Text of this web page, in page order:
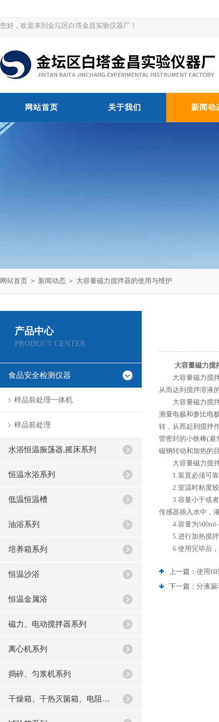
您好，欢迎来到金坛区白塔金昌实验仪器厂！
网站首页 关于我们 新闻动
网站首页 ＞ 新闻动态 ＞ 大容量磁力搅拌器的使用与维护
产品中心
PRODUCT CENTER
食品安全检测仪器
样品前处理一体机
样品前处理
水浴恒温振荡器,摇床系列
恒温水浴系列
低温恒温槽
油浴系列
培养箱系列
恒温沙浴
恒温金属浴
磁力、电动搅拌器系列
离心机系列
捣碎、匀浆机系列
干燥箱、干热灭箘箱、电阻炉系列
大容量磁力搅
大容量磁力搅拌
从而达到搅拌溶液
大容量磁力搅拌
测量电极和参比电
转，从而起到搅拌
管密封的小铁棒(避
磁钢转动和加热的
大容量磁力搅拌
1.装置必须可靠
2.室温时粘度较
3.容量小于或者
传感器插入水中，
4.容量为500ml-
5.进行加热搅拌
6.使用完毕后，
上一篇： 使用
下一篇： 分液漏